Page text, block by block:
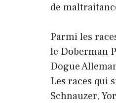
de
Parmi les
le Doberman
Dogue
Les races qui
Schnauzer,